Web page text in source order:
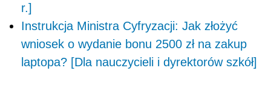
r.]
Instrukcja Ministra Cyfryzacji: Jak złożyć
wniosek o wydanie bonu 2500 zł na zakup
laptopa? [Dla nauczycieli i dyrektorów szkół]